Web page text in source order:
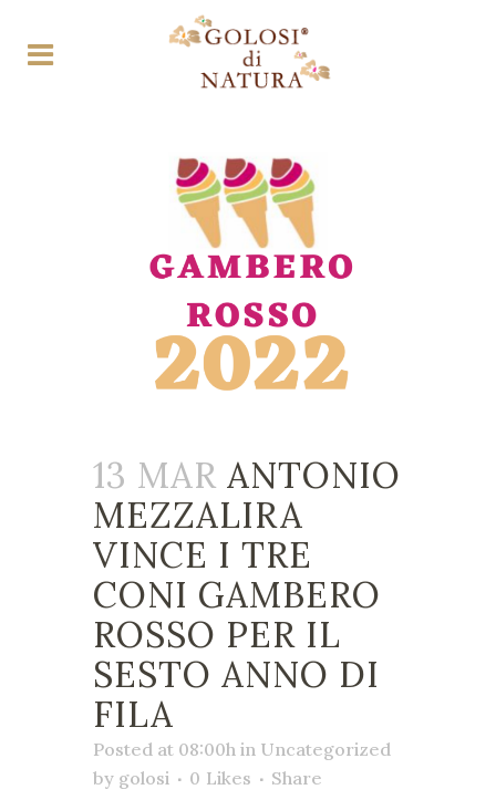
13 MAR ANTONIO
MEZZALIRA
VINCE I TRE
CONI GAMBERO
ROSSO PER IL
SESTO ANNO DI
FILA
Posted at 08:00h in Uncategorized
by golosi 0 Likes Share